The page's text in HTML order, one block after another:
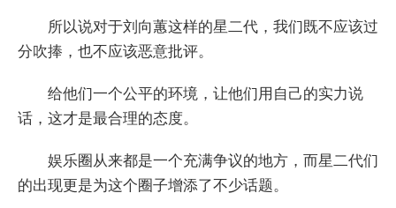
所以说对于刘向蕙这样的星二代，我们既不应该过
分吹捧，也不应该恶意批评。
给他们一个公平的环境，让他们用自己的实力说
话，这才是最合理的态度。
娱乐圈从来都是一个充满争议的地方，而星二代们
的出现更是为这个圈子增添了不少话题。